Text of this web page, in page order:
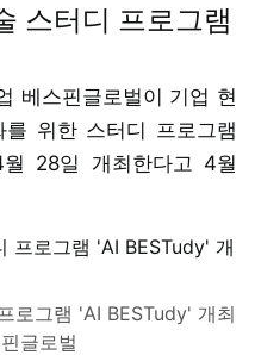
스터디 프로그램
베스핀글로벌이 기업 현
위한 스터디 프로그램
28일 개최한다고 4월
로그램 'AI BESTudy' 개최
글로벌